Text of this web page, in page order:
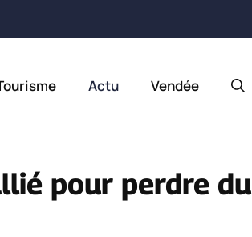
Actu Vendée
pour perdre du